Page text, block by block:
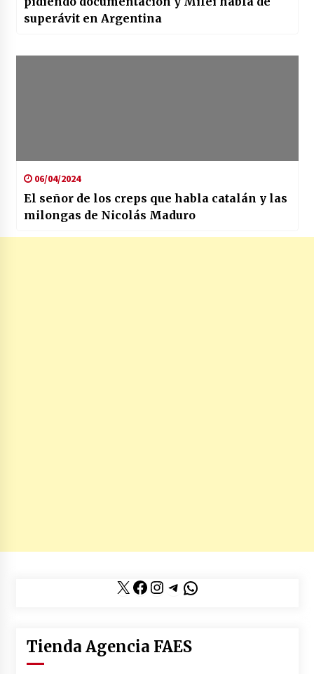
superávit en Argentina
06/04/2024
El señor de los creps que habla catalán y las
milongas de Nicolás Maduro
X Facebook
Instagram
Telegram
WhatsApp
Tienda Agencia FAES